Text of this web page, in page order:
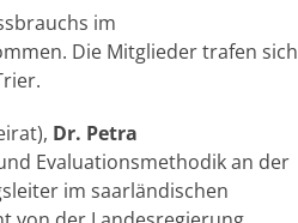
im
Die Mitglieder trafen sich
Dr. Petra
Evaluationsmethodik an der
im saarländischen